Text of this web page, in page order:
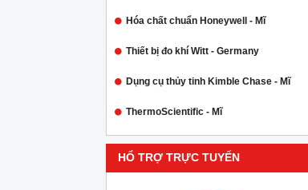
Hóa chất chuẩn Honeywell - Mĩ
Thiết bị đo khí Witt - Germany
Dụng cụ thủy tinh Kimble Chase - Mĩ
ThermoScientific - Mĩ
HỔ TRỢ TRỰC TUYẾN